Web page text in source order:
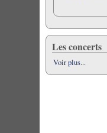
Les concerts
Voir plus...